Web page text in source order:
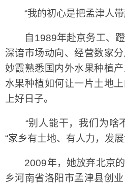
“我的初心是把孟津人带
自1989年赴京务工、蹬
深谙市场动向、经营数家
妙霞熟悉国内外水果种植
水果种植如何让一片土地
上好日子。
“别人能干，我们为啥不
“家乡有土地、有人力，发
2009年，她放弃北京的
乡河南省洛阳市孟津县创